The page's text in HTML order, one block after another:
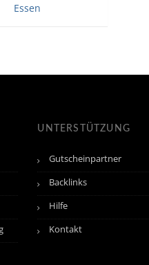
Essen
UNTERSTÜTZUNG
Gutscheinpartner
Backlinks
Hilfe
Kontakt